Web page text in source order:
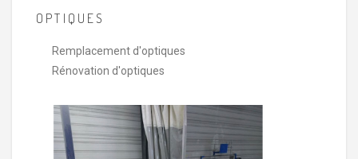
OPTIQUES
Remplacement d'optiques
Rénovation d'optiques